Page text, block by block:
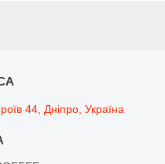
44, Дніпро, Україна